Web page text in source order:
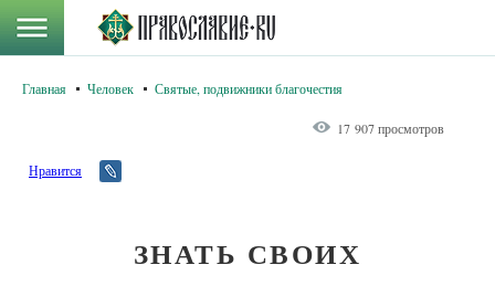
Главная Человек Святые, подвижники благочестия
17 907 просмотров
Нравится
ЗНАТЬ СВОИХ